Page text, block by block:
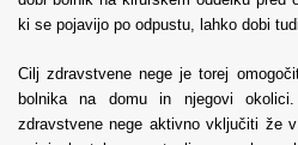
ki se pojavijo po odpustu, lahko dobi
Cilj zdravstvene nege je torej
bolnika na domu in njegovi
zdravstvene nege aktivno vključiti že